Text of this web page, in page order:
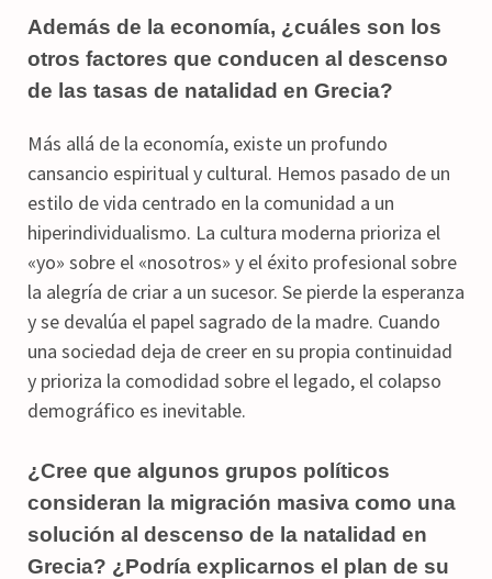
Además de la economía, ¿cuáles son los
otros factores que conducen al descenso
de las tasas de natalidad en Grecia?
Más allá de la economía, existe un profundo
cansancio espiritual y cultural. Hemos pasado de un
estilo de vida centrado en la comunidad a un
hiperindividualismo. La cultura moderna prioriza el
«yo» sobre el «nosotros» y el éxito profesional sobre
la alegría de criar a un sucesor. Se pierde la esperanza
y se devalúa el papel sagrado de la madre. Cuando
una sociedad deja de creer en su propia continuidad
y prioriza la comodidad sobre el legado, el colapso
demográfico es inevitable.
¿Cree que algunos grupos políticos
consideran la migración masiva como una
solución al descenso de la natalidad en
Grecia? ¿Podría explicarnos el plan de su